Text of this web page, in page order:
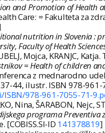
and Promotion of Health
Care: = Fakulteta za
nutrition in Slovenia :
Faculty of Health
Mojca, KRANJC,
= Health of children
z mednarodno
44, ilustr. ISBN 978-
978-961-7055-71-
Nina, ŠARABON, Nejc,
programa Preventiva
[COBISS.SI-ID 141378819]